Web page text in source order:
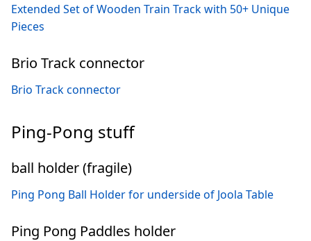
Extended Set of Wooden Train Track with 50+ Unique
Pieces
Brio Track connector
Brio Track connector
Ping-Pong stuff
ball holder (fragile)
Ping Pong Ball Holder for underside of Joola Table
Ping Pong Paddles holder